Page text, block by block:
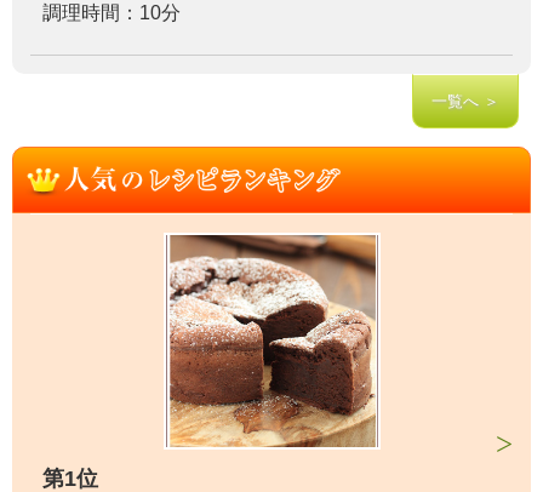
調理時間：10分
一覧へ ＞
第1位